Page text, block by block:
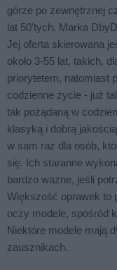
górze po zewnętrznej
lat 50'tych. Marka
Jej oferta skierowana
około 3-55 lat, takich,
priorytetem, natomiast
codzienne życie - już
tak pożądaną w
klasyką i dobrą
w sam raz dla osób,
się. Ich staranne
bardzo ważne, jeśli
Większość oprawek to
oczy modele, spośród
Niektóre modele mają
zausznikach.